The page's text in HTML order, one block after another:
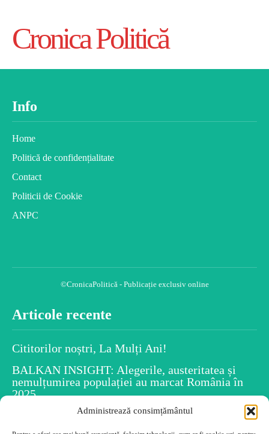
Administrează consimțământul
Cronica Politică
Info
Home
Politică de confidențialitate
Contact
Politicii de Cookie
ANPC
©CronicaPolitică - Publicație exclusiv online
Articole recente
Cititorilor noștri, La Mulți Ani!
BALKAN INSIGHT: Alegerile, austeritatea și
nemulțumirea populației au marcat România în
2025
Spiritul Crăciunului este în fiecare dintre noi